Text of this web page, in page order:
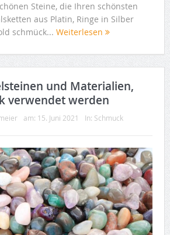
Steine, die Ihren schönsten
aus Platin, Ringe in Silber
schmück... Weiterlesen
und Materialien,
verwendet werden
am: 15. Juni 2021 In: Schmuck